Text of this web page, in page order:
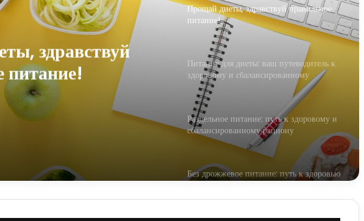
здравствуй
питание!
Прощай диеты, здравствуй правильное
питание!
Питание для диеты: ваш путеводитель к
здоровому и сбалансированному
рациону
Раздельное питание: путь к здоровому и
сбалансированному рациону
Без дрожжевое питание: путь к здоровью